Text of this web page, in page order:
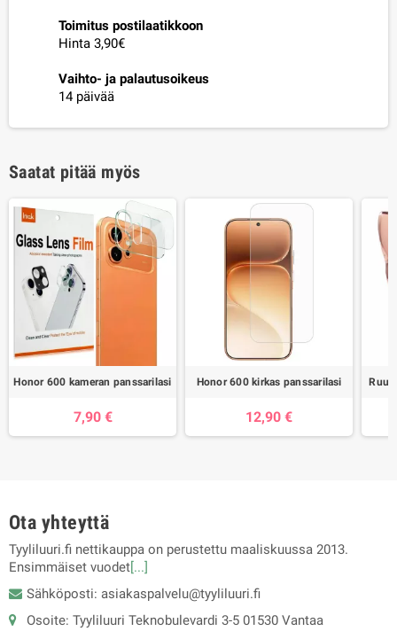
Toimitus postilaatikkoon
Hinta 3,90€
Vaihto- ja palautusoikeus
14 päivää
Saatat pitää myös
Honor 600 kameran panssarilasi
7,90 €
Honor 600 kirkas panssarilasi
12,90 €
Ota yhteyttä
Tyyliluuri.fi nettikauppa on perustettu maaliskuussa 2013.
Ensimmäiset vuodet[...]
Sähköposti: asiakaspalvelu@tyyliluuri.fi
Osoite: Tyyliluuri Teknobulevardi 3-5 01530 Vantaa